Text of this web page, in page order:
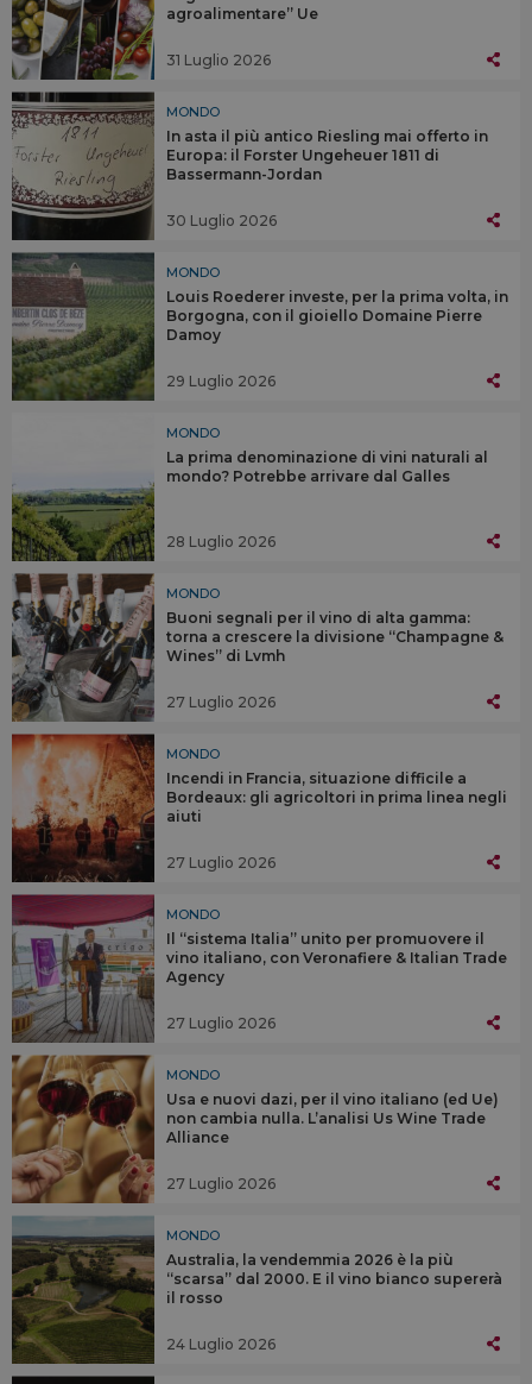
agroalimentare” Ue
31 Luglio 2026
MONDO
In asta il più antico Riesling mai offerto in
Europa: il Forster Ungeheuer 1811 di
Bassermann-Jordan
30 Luglio 2026
MONDO
Louis Roederer investe, per la prima volta, in
Borgogna, con il gioiello Domaine Pierre
Damoy
29 Luglio 2026
MONDO
La prima denominazione di vini naturali al
mondo? Potrebbe arrivare dal Galles
28 Luglio 2026
MONDO
Buoni segnali per il vino di alta gamma:
torna a crescere la divisione “Champagne &
Wines” di Lvmh
27 Luglio 2026
MONDO
Incendi in Francia, situazione difficile a
Bordeaux: gli agricoltori in prima linea negli
aiuti
27 Luglio 2026
MONDO
Il “sistema Italia” unito per promuovere il
vino italiano, con Veronafiere & Italian Trade
Agency
27 Luglio 2026
MONDO
Usa e nuovi dazi, per il vino italiano (ed Ue)
non cambia nulla. L’analisi Us Wine Trade
Alliance
27 Luglio 2026
MONDO
Australia, la vendemmia 2026 è la più
“scarsa” dal 2000. E il vino bianco supererà
il rosso
24 Luglio 2026